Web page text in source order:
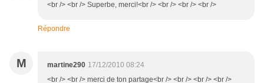
<br /> <br /> Superbe, merci!<br /> <br /> <br /> <br />
Répondre
M martine290 17/12/2010 08:24
<br /> <br /> merci de ton partage<br /> <br /> <br /> <br />